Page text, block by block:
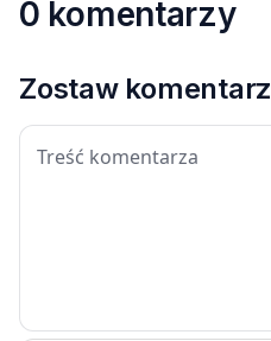
0 komentarzy
Zostaw komentarz